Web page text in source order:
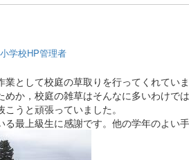
学校HP管理者
業として校庭の草取りを行ってくれてい
めか，校庭の雑草はそんなに多いわけ
うと頑張っていました。
る最上級生に感謝です。他の学年のよい手